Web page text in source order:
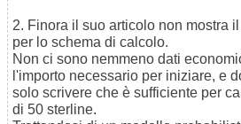
2. Finora il suo articolo non mostra
per lo schema di calcolo.
Non ci sono nemmeno dati
l'importo necessario per iniziare, e
solo scrivere che è sufficiente per
di 50 sterline.